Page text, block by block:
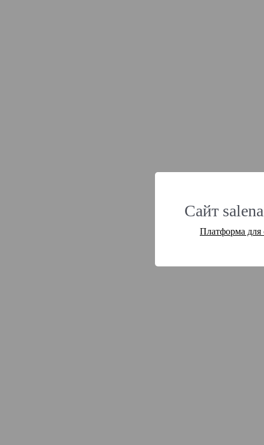
Сайт
Платформа для